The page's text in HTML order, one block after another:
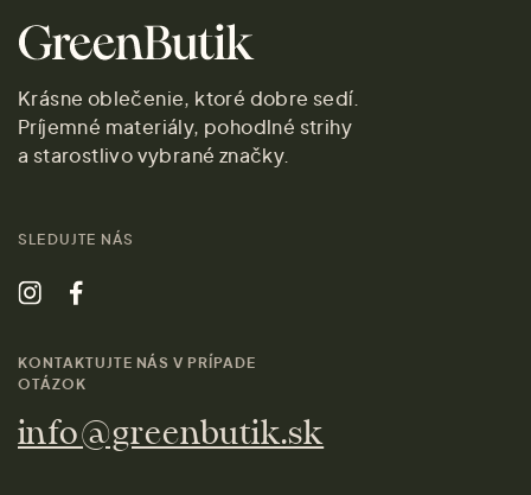
Krásne oblečenie, ktoré dobre sedí.
Príjemné materiály, pohodlné strihy
a starostlivo vybrané značky.
SLEDUJTE NÁS
KONTAKTUJTE NÁS V PRÍPADE
OTÁZOK
info@greenbutik.sk